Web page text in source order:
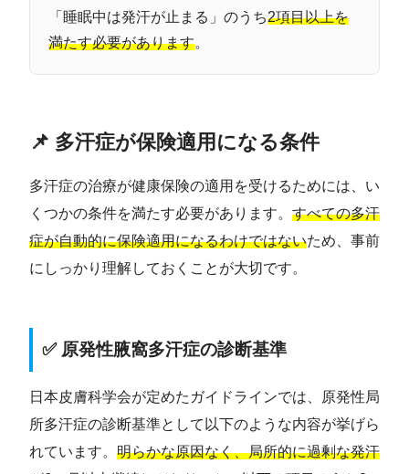
「睡眠中は発汗が止まる」のうち2項目以上を
満たす必要があります。
📌 多汗症が保険適用になる条件
多汗症の治療が健康保険の適用を受けるためには、い
くつかの条件を満たす必要があります。 すべての多汗
症が自動的に保険適用になるわけではないため、事前
にしっかり理解しておくことが大切です。
✅ 原発性腋窩多汗症の診断基準
日本皮膚科学会が定めたガイドラインでは、原発性局
所多汗症の診断基準として以下のような内容が挙げら
れています。 明らかな原因なく、局所的に過剰な発汗